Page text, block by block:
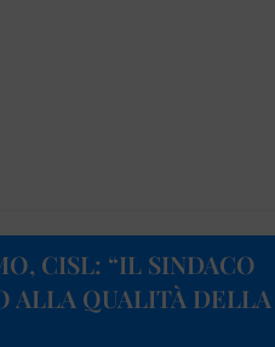
CISL: “IL SINDACO
ALLA QUALITÀ